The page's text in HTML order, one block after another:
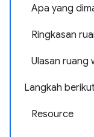
Apa yang
Ringkasan
Ulasan ruang
Langkah
Resource